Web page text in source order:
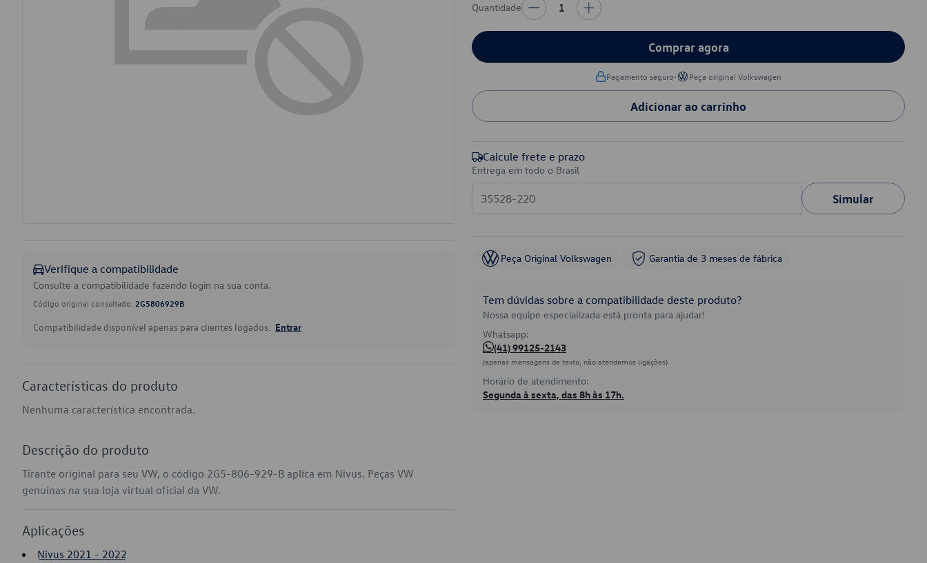
Verifique a compatibilidade
Consulte a compatibilidade fazendo login na sua conta.
Código original consultado: 2G5806929B
Compatibilidade disponível apenas para clientes logados. Entrar
Características do produto
Nenhuma característica encontrada.
Descrição do produto
Tirante original para seu VW, o código 2G5-806-929-B aplica em Nivus. Peças VW
genuínas na sua loja virtual oficial da VW.
Aplicações
Nivus 2021 - 2022
Quantidade 1
Comprar agora
Pagamento seguro• Peça original Volkswagen
Adicionar ao carrinho
Calcule frete e prazo
Entrega em todo o Brasil
Simular
Peça Original Volkswagen Garantia de 3 meses de fábrica
Tem dúvidas sobre a compatibilidade deste produto?
Nossa equipe especializada está pronta para ajudar!
Whatsapp:
(41) 99125-2143
(apenas mensagens de texto, não atendemos ligações)
Horário de atendimento:
Segunda à sexta, das 8h às 17h.